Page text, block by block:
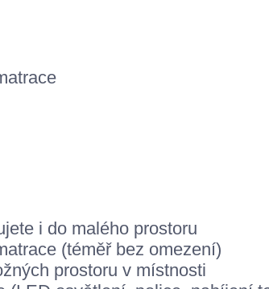
i do malého prostoru
(téměř bez omezení)
prostoru v místnosti